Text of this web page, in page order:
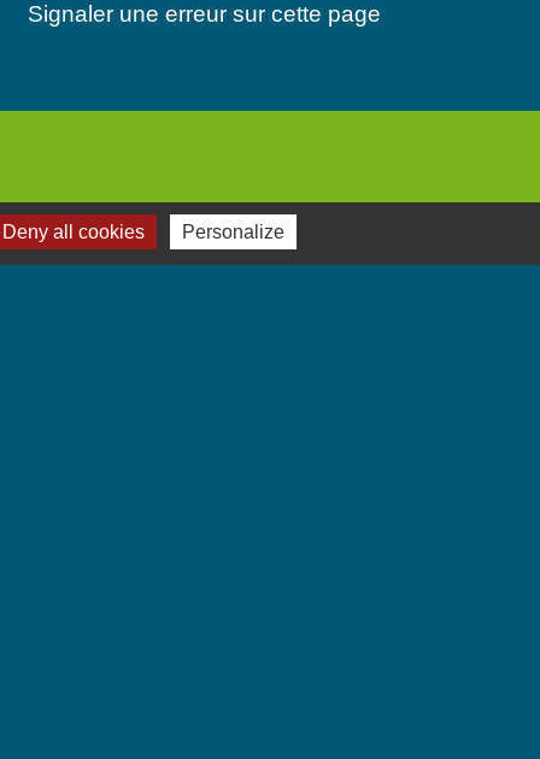
Signaler une erreur sur cette page
all cookies Personalize